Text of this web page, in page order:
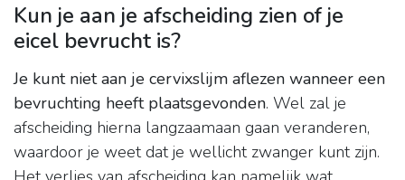
Kun je aan je afscheiding zien of je
eicel bevrucht is?
Je kunt niet aan je cervixslijm aflezen wanneer een
bevruchting heeft plaatsgevonden. Wel zal je
afscheiding hierna langzaamaan gaan veranderen,
waardoor je weet dat je wellicht zwanger kunt zijn.